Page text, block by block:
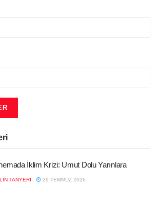
İklim Krizi: Umut Dolu Yarınlara
TANYERI 29 TEMMUZ 2026